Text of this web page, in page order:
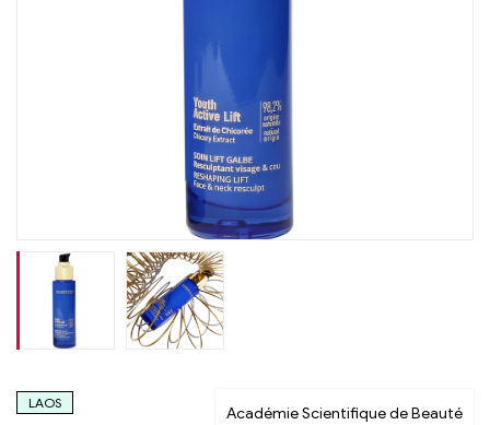
Académie Scientifique de Beauté
LAOS